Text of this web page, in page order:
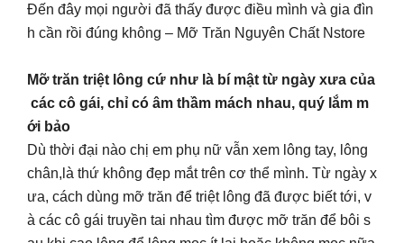
Đến đây mọi người đã thấy được điều mình và gia đìn
h cần rồi đúng không – Mỡ Trăn Nguyên Chất Nstore
Mỡ trăn triệt lông cứ như là bí mật từ ngày xưa của
các cô gái, chỉ có âm thầm mách nhau, quý lắm m
ới bảo
Dù thời đại nào chị em phụ nữ vẫn xem lông tay, lông
chân,là thứ không đẹp mắt trên cơ thể mình. Từ ngày x
ưa, cách dùng mỡ trăn để triệt lông đã được biết tới, v
à các cô gái truyền tai nhau tìm được mỡ trăn để bôi s